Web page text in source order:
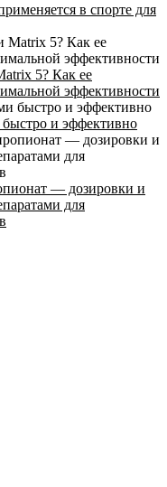
в спорте для
5? Как ее
эффективности
быстро и эффективно
— дозировки и
для